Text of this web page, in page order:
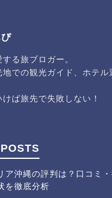
る旅ブロガー。
地での観光ガイド、ホテル
ば旅先で失敗しない！
ア沖縄の評判は？口コミ
を徹底分析